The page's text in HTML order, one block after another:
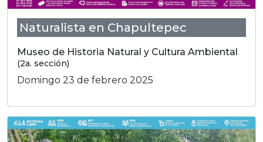
Naturalista en Chapultepec
Museo de Historia Natural y Cultura Ambiental
(2a. sección)
Domingo 23 de febrero 2025